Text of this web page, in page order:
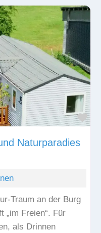
Naturparadies
Traum an der Burg
„im Freien“. Für
als Drinnen